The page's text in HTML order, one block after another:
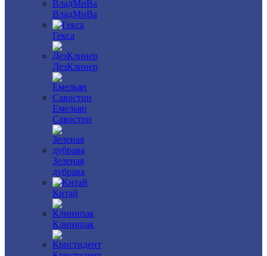
ВладМиВа
Гекса
ДезКлинер
Емельян
Савостин
Зеленая
дубрава
Китай
Клинипак